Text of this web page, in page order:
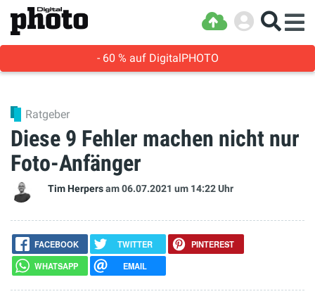
- 60 % auf DigitalPHOTO
Ratgeber
Diese 9 Fehler machen nicht nur
Foto-Anfänger
Tim Herpersam 06.07.2021 um 14:22 Uhr
FACEBOOK TWITTER
PINTEREST
WHATSAPP
EMAIL